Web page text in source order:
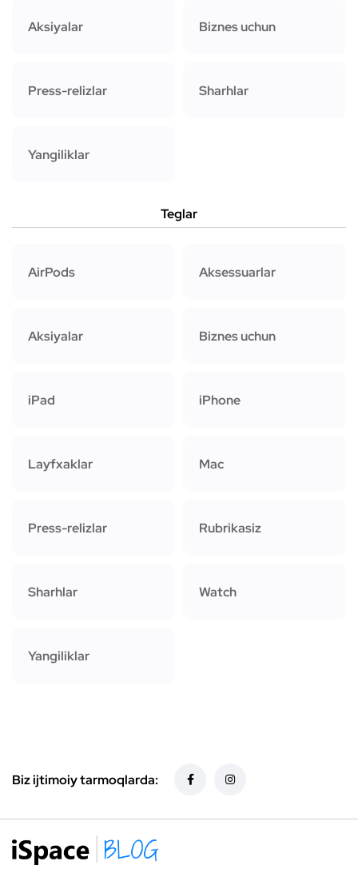
Aksiyalar Biznes uchun
Press-relizlar Sharhlar
Yangiliklar
Teglar
AirPods Aksessuarlar
Aksiyalar Biznes uchun
iPad iPhone
Layfxaklar Mac
Press-relizlar Rubrikasiz
Sharhlar Watch
Yangiliklar
Biz ijtimoiy tarmoqlarda: